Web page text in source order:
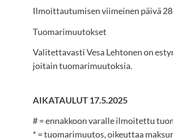
Ilmoittautumisen viimeinen päivä
Tuomarimuutokset
Valitettavasti Vesa Lehtonen on
joitain tuomarimuutoksia.
AIKATAULUT 17.5.2025
# = ennakkoon varalle ilmoitettu
* = tuomarimuutos, oikeuttaa